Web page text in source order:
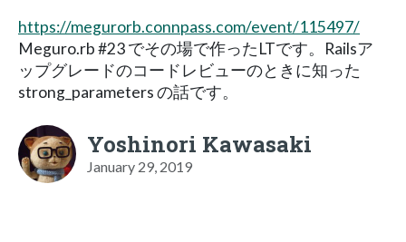
https://megurorb.connpass.com/event/115497/
Meguro.rb #23 でその場で作ったLTです。Railsア
ップグレードのコードレビューのときに知った
strong_parameters の話です。
Yoshinori Kawasaki
January 29, 2019